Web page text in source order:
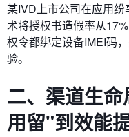
某IVD上市公司在应用
术将授权书造假率从
权令都绑定设备IMEI码
验。
二、渠道生
用留"到效能